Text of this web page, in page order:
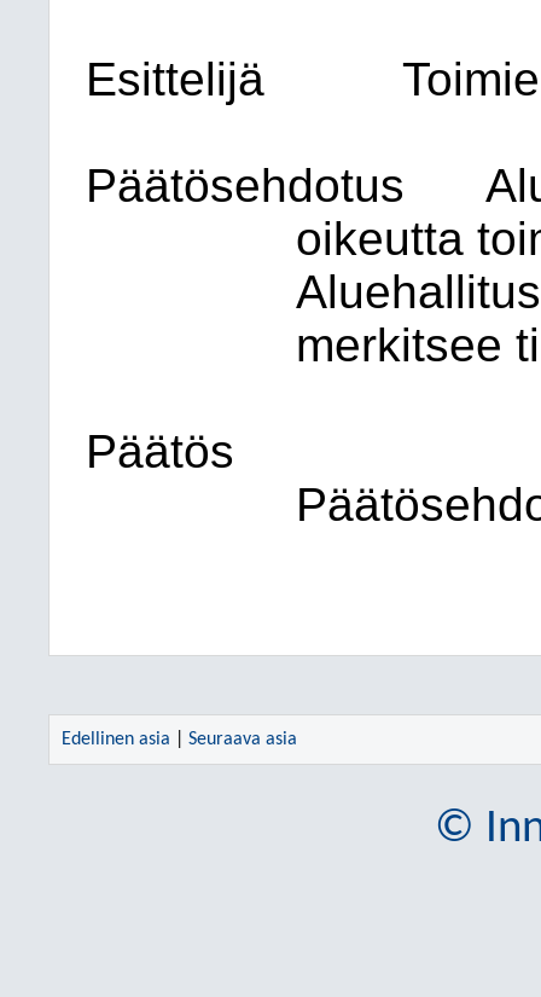
Esittelijä
Päätösehdotus
oikeutta
merkitsee
Päätös
Edellinen asia Seuraava asia
©